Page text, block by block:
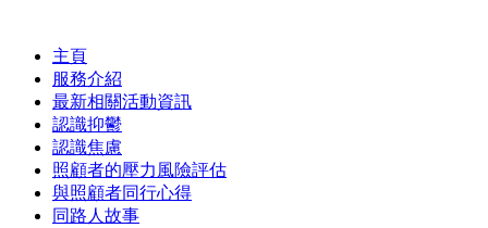
content主頁
服務介紹
最新相關活動資訊
認識抑鬱
認識焦慮
照顧者的壓力風險評估
與照顧者同行心得
同路人故事